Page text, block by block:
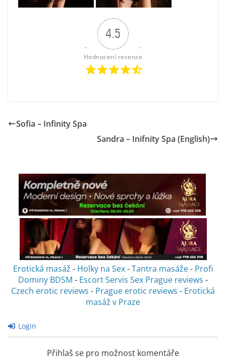
4.5
Hodnocení recenze
Sofia – Infinity Spa
Sandra – Inifnity Spa (English)
Erotická masáž - Holky na Sex-Tantra masáže- Profi
Dominy BDSM - Escort Servis Sex Prague reviews -
Czech erotic reviews - Prague erotic reviews - Erotická
masáž v Praze
Login
Přihlaš se pro možnost komentáře